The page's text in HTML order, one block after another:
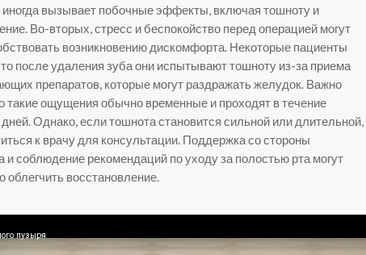
вызывает побочные эффекты, включая тошноту и
Во-вторых, стресс и беспокойство перед операцией могут
возникновению дискомфорта. Некоторые пациенты
после удаления зуба они испытывают тошноту из-за приема
препаратов, которые могут раздражать желудок. Важно
такие ощущения обычно временные и проходят в течение
Однако, если тошнота становится сильной или длительной,
к врачу для консультации. Поддержка со стороны
и соблюдение рекомендаций по уходу за полостью рта могут
облегчить восстановление.
пузыря